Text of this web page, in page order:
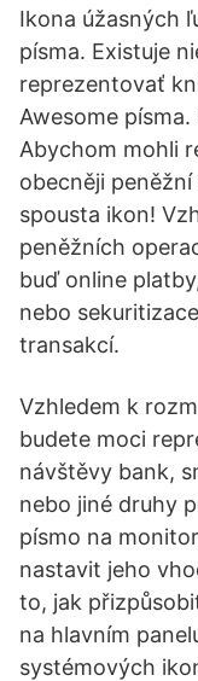
Ikona úžasných
písma. Existuje
reprezentovať
Awesome
Abychom mohli
obecněji
spousta ikon!
peněžních
buď online
nebo
transakcí.
Vzhledem k
budete moci
návštěvy bank,
nebo jiné druhy
písmo na
nastavit jeho
to, jak
na hlavním
systémových